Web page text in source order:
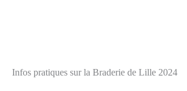
Infos pratiques sur la Braderie de Lille 2024